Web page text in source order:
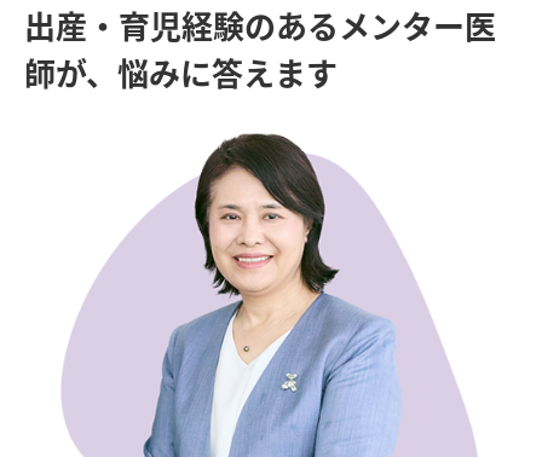
出産・育児経験のあるメンター医
師が、悩みに答えます